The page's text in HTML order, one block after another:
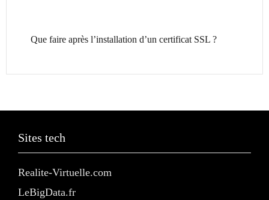
Que faire après l’installation d’un certificat SSL ?
Sites tech
Realite-Virtuelle.com
LeBigData.fr